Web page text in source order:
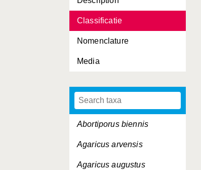
Classificatie
Nomenclature
Media
Abortiporus biennis
Agaricus arvensis
Agaricus augustus